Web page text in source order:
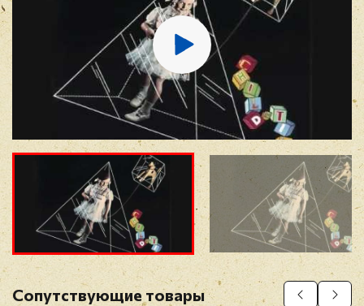
Отзыв*
Прикрепить фото
Оставить отзыв
Сопутствующие товары